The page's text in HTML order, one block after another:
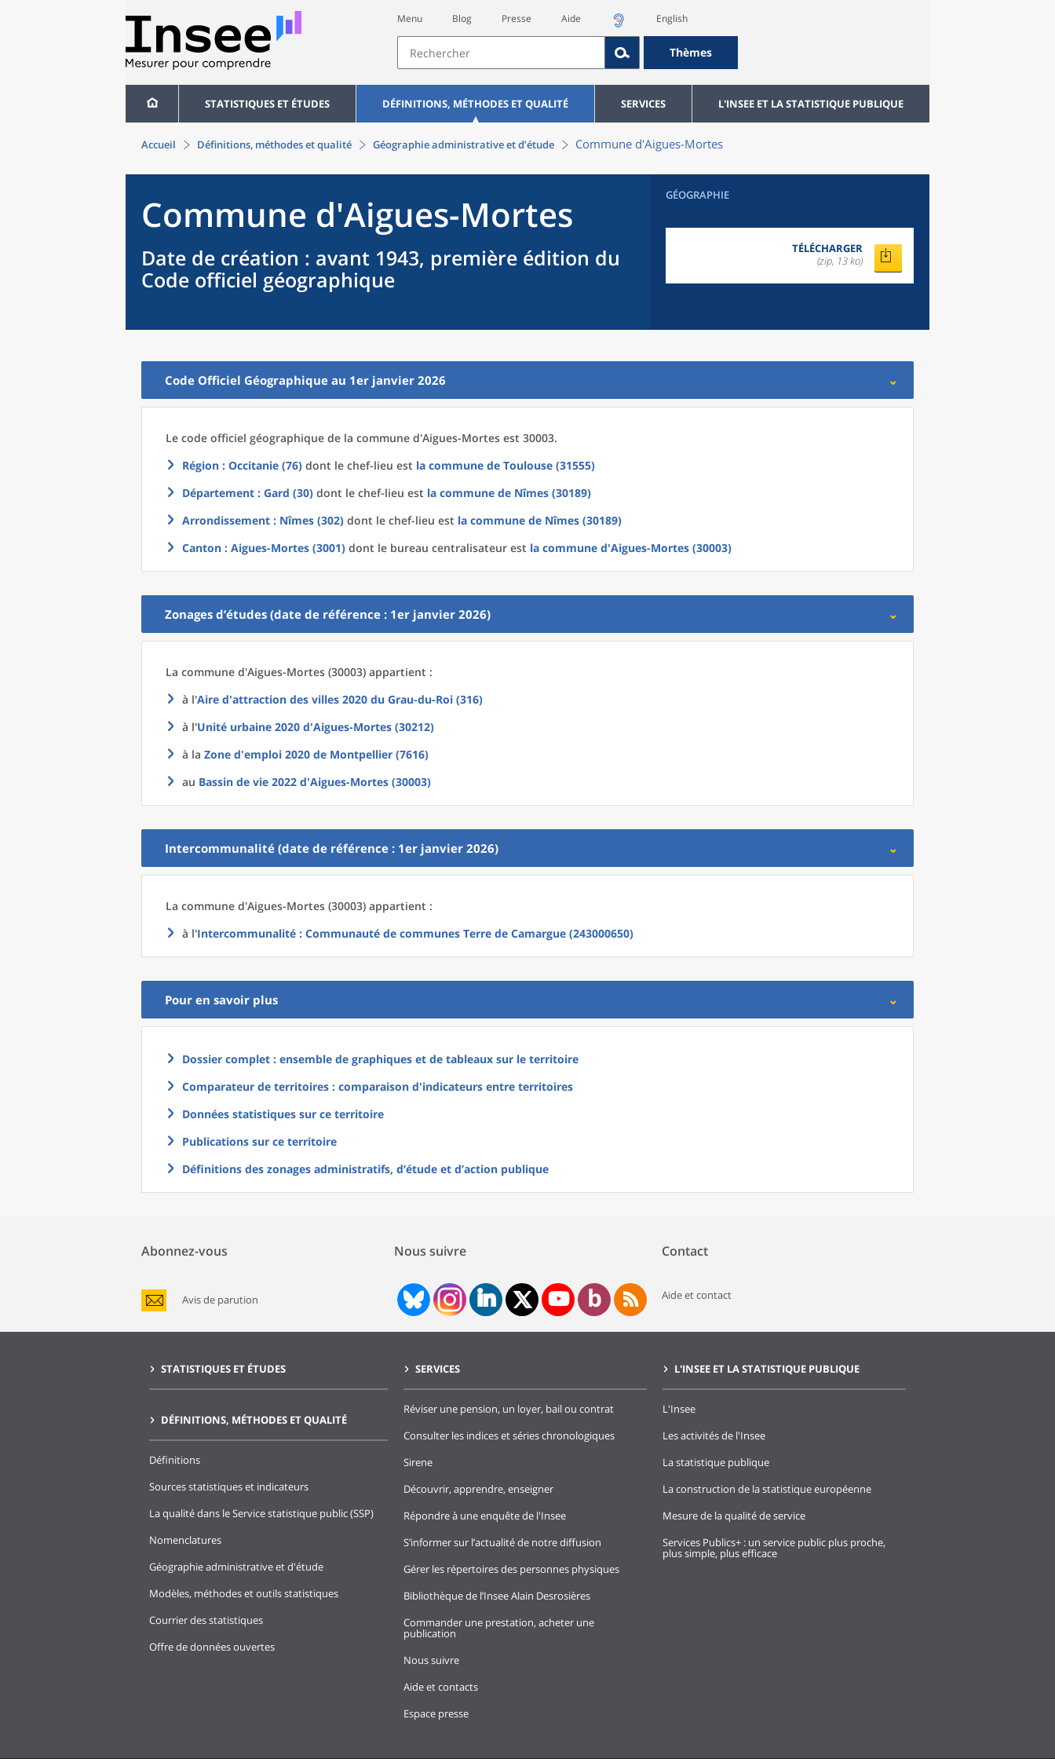
Menu Blog Presse Aide English
Thèmes
STATISTIQUES ET ÉTUDES DÉFINITIONS, MÉTHODES ET QUALITÉ SERVICES L'INSEE ET LA STATISTIQUE PUBLIQUE
Accueil Définitions, méthodes et qualité Géographie administrative et d’étude Commune d'Aigues-Mortes
Commune d'Aigues-Mortes
Date de création : avant 1943, première édition du
Code officiel géographique
GÉOGRAPHIE
TÉLÉCHARGER
(zip, 13 ko)
Code Officiel Géographique au 1er janvier 2026
Le code officiel géographique de la commune d'Aigues-Mortes est 30003.
Région : Occitanie (76) dont le chef-lieu est la commune de Toulouse (31555)
Département : Gard (30) dont le chef-lieu est la commune de Nîmes (30189)
Arrondissement : Nîmes (302) dont le chef-lieu est la commune de Nîmes (30189)
Canton : Aigues-Mortes (3001) dont le bureau centralisateur est la commune d'Aigues-Mortes (30003)
Zonages d’études (date de référence : 1er janvier 2026)
La commune d'Aigues-Mortes (30003) appartient :
à l'Aire d'attraction des villes 2020 du Grau-du-Roi (316)
à l'Unité urbaine 2020 d'Aigues-Mortes (30212)
à la Zone d'emploi 2020 de Montpellier (7616)
au Bassin de vie 2022 d'Aigues-Mortes (30003)
Intercommunalité (date de référence : 1er janvier 2026)
La commune d'Aigues-Mortes (30003) appartient :
à l'Intercommunalité : Communauté de communes Terre de Camargue (243000650)
Pour en savoir plus
Dossier complet : ensemble de graphiques et de tableaux sur le territoire
Comparateur de territoires : comparaison d'indicateurs entre territoires
Données statistiques sur ce territoire
Publications sur ce territoire
Définitions des zonages administratifs, d’étude et d’action publique
Abonnez-vous
Avis de parution
Nous suivre Contact
Aide et contact
STATISTIQUES ET ÉTUDES
DÉFINITIONS, MÉTHODES ET QUALITÉ
Définitions
Sources statistiques et indicateurs
La qualité dans le Service statistique public (SSP)
Nomenclatures
Géographie administrative et d'étude
Modèles, méthodes et outils statistiques
Courrier des statistiques
Offre de données ouvertes
SERVICES
Réviser une pension, un loyer, bail ou contrat
Consulter les indices et séries chronologiques
Sirene
Découvrir, apprendre, enseigner
Répondre à une enquête de l'Insee
S’informer sur l’actualité de notre diffusion
Gérer les répertoires des personnes physiques
Bibliothèque de l’Insee Alain Desrosières
Commander une prestation, acheter une
publication
Nous suivre
Aide et contacts
Espace presse
L'INSEE ET LA STATISTIQUE PUBLIQUE
L'Insee
Les activités de l'Insee
La statistique publique
La construction de la statistique européenne
Mesure de la qualité de service
Services Publics+ : un service public plus proche,
plus simple, plus efficace